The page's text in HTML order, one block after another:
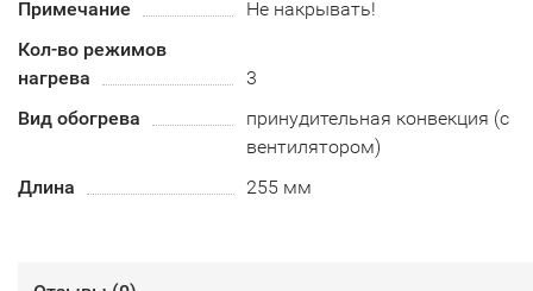
Примечание
Не накрывать!
Кол-во режимов
нагрева
3
Вид обогрева
принудительная конвекция (с
вентилятором)
Длина
255 мм